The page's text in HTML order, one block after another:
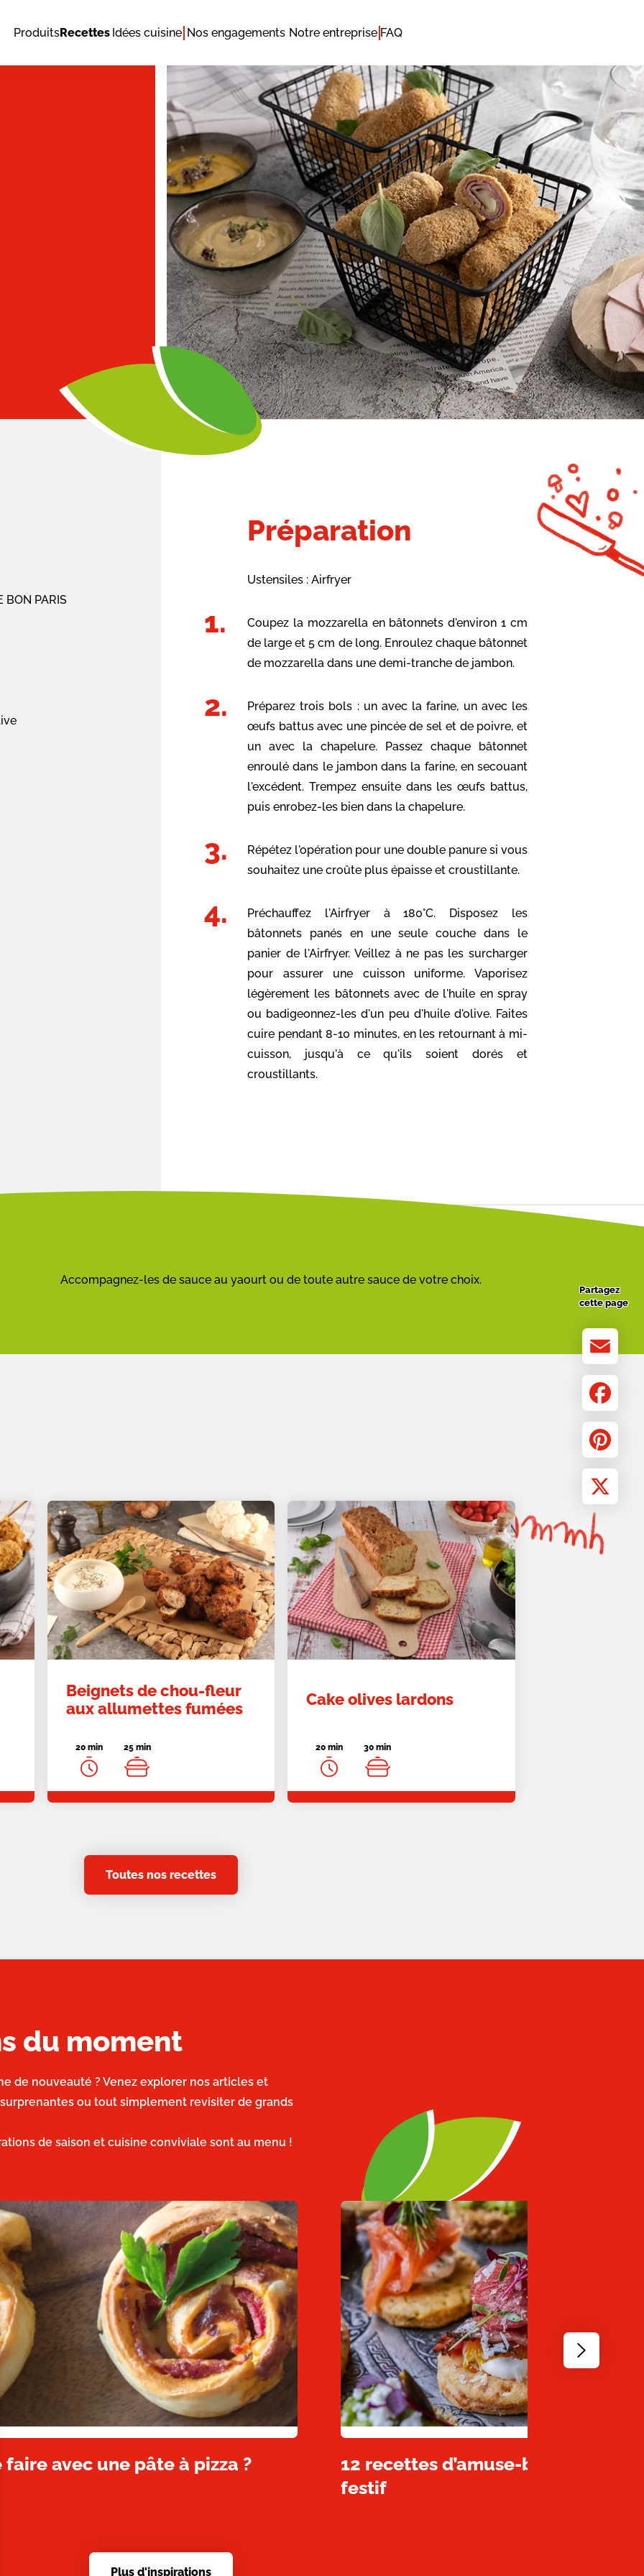
ProduitsRecettes Idées cuisine Nos engagements Notre entreprise FAQ
BON PARIS
Préparation
Ustensiles : Airfryer
Coupez la mozzarella en bâtonnets d'environ 1 cm
de large et 5 cm de long. Enroulez chaque bâtonnet
de mozzarella dans une demi-tranche de jambon.
Préparez trois bols : un avec la farine, un avec les
œufs battus avec une pincée de sel et de poivre, et
un avec la chapelure. Passez chaque bâtonnet
enroulé dans le jambon dans la farine, en secouant
l'excédent. Trempez ensuite dans les œufs battus,
puis enrobez-les bien dans la chapelure.
Répétez l'opération pour une double panure si vous
souhaitez une croûte plus épaisse et croustillante.
Préchauffez l'Airfryer à 180°C. Disposez les
bâtonnets panés en une seule couche dans le
panier de l'Airfryer. Veillez à ne pas les surcharger
pour assurer une cuisson uniforme. Vaporisez
légèrement les bâtonnets avec de l'huile en spray
ou badigeonnez-les d'un peu d'huile d'olive. Faites
cuire pendant 8-10 minutes, en les retournant à mi-
cuisson, jusqu'à ce qu'ils soient dorés et
croustillants.
Accompagnez-les de sauce au yaourt ou de toute autre sauce de votre choix.
Partagez
cette page
Email
Facebook
Pinterest
Beignets de chou-fleur
aux allumettes fumées
20 min 25 min
Cake olives lardons
20 min 30 min
Toutes nos recettes
du moment
de nouveauté ? Venez explorer nos articles et
ou tout simplement revisiter de grands
de saison et cuisine conviviale sont au menu !
Go
to
avec une pâte à pizza ?
12 recettes d’amuse-bouches
festif
Plus d'inspirations